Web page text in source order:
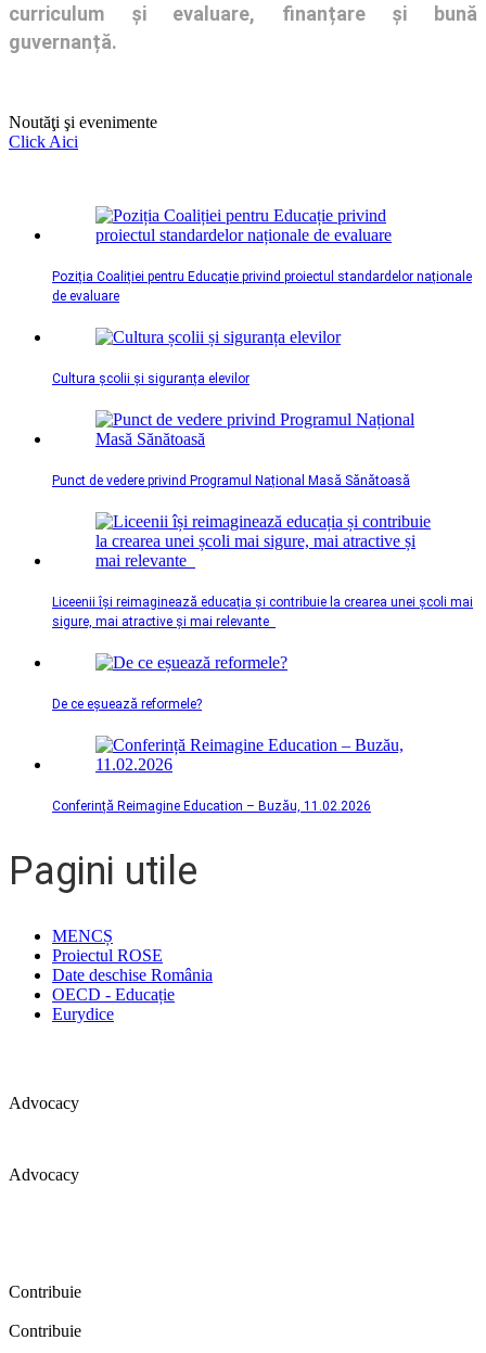
curriculum și evaluare, finanțare și bună
guvernanță.
Noutăţi şi evenimente
Click Aici
Poziția Coaliției pentru Educație privind proiectul standardelor naționale
de evaluare
Cultura școlii și siguranța elevilor
Punct de vedere privind Programul Național Masă Sănătoasă
Liceenii își reimaginează educația și contribuie la crearea unei școli mai
sigure, mai atractive și mai relevante
De ce eșuează reformele?
Conferință Reimagine Education – Buzău, 11.02.2026
Pagini utile
MENCȘ
Proiectul ROSE
Date deschise România
OECD - Educație
Eurydice
Advocacy
Advocacy
Contribuie
Contribuie